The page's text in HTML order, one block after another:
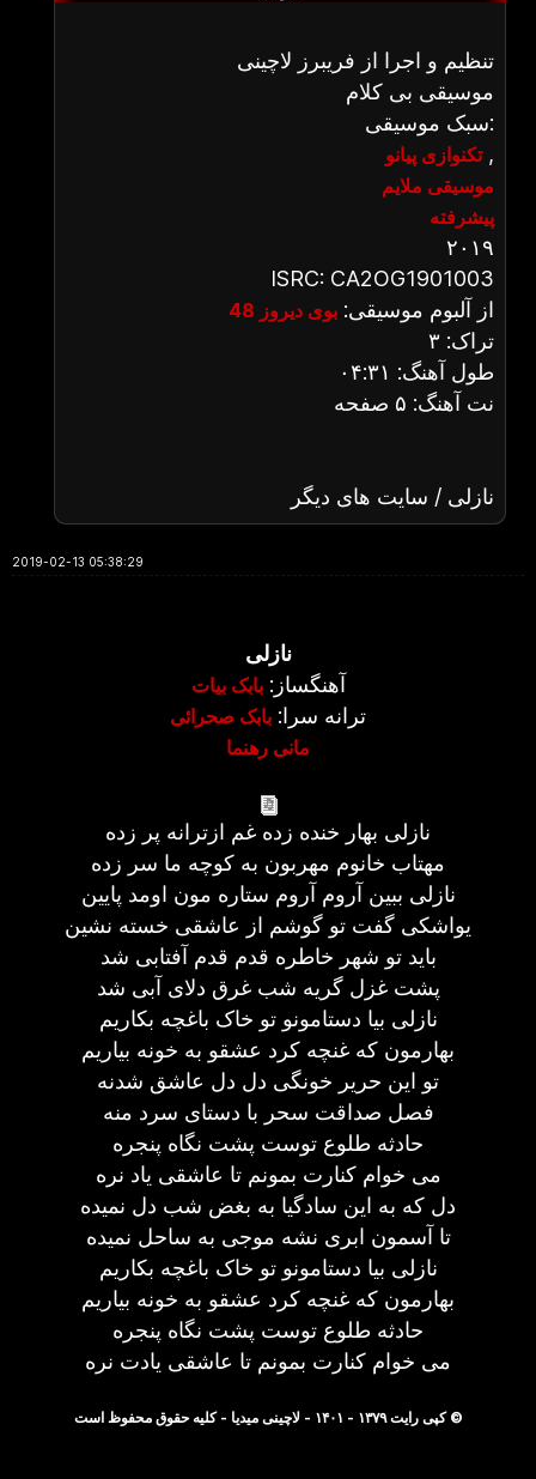
تنظیم و اجرا از فریبرز لاچینی
موسیقی بی کلام
سبک موسیقی:
تکنوازی پیانو,
موسیقی ملایم
پیشرفته
۲۰۱۹
ISRC: CA2OG1901003
از آلبوم موسیقی: بوی دیروز 48
تراک: ۳
طول آهنگ: ۰۴:۳۱
نت آهنگ: ۵ صفحه
نازلی / سایت های دیگر
2019-02-13 05:38:29
نازلی
آهنگساز:بابک بیات
ترانه سرا: بابک صحرائی
مانی رهنما
نازلی بهار خنده زده غم ازترانه پر زده
مهتاب خانوم مهربون به کوچه ما سر زده
نازلی ببین آروم آروم ستاره مون اومد پایین
یواشکی گفت تو گوشم از عاشقی خسته نشین
باید تو شهر خاطره قدم قدم آفتابی شد
پشت غزل گریه شب غرق دلای آبی شد
نازلی بیا دستامونو تو خاک باغچه بکاریم
بهارمون که غنچه کرد عشقو به خونه بیاریم
تو این حریر خونگی دل دل عاشق شدنه
فصل صداقت سحر با دستای سرد منه
حادثه طلوع توست پشت نگاه پنجره
می خوام کنارت بمونم تا عاشقی یاد نره
دل که به این سادگیا به بغض شب دل نمیده
تا آسمون ابری نشه موجی به ساحل نمیده
نازلی بیا دستامونو تو خاک باغچه بکاریم
بهارمون که غنچه کرد عشقو به خونه بیاریم
حادثه طلوع توست پشت نگاه پنجره
می خوام کنارت بمونم تا عاشقی یادت نره
© کپی رایت ۱۳۷۹ - ۱۴۰۱ - لاچینی میدیا - کلیه حقوق محفوظ است